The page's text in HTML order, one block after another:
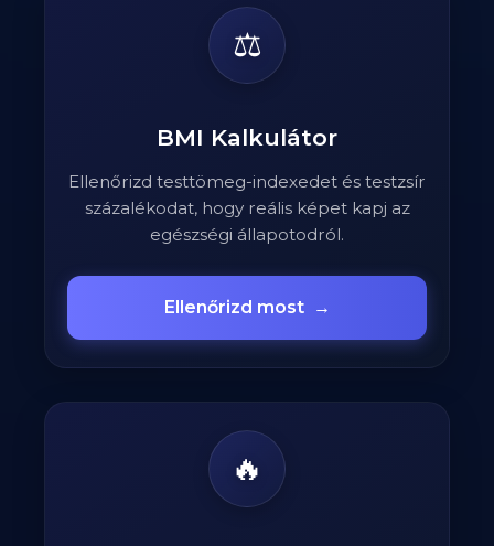
⚖️
BMI Kalkulátor
Ellenőrizd testtömeg-indexedet és testzsír
százalékodat, hogy reális képet kapj az
egészségi állapotodról.
Ellenőrizd most →
🔥